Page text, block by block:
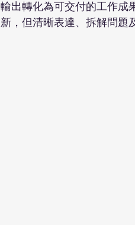
輸出轉化為可交付的工作成
新，但清晰表達、拆解問題